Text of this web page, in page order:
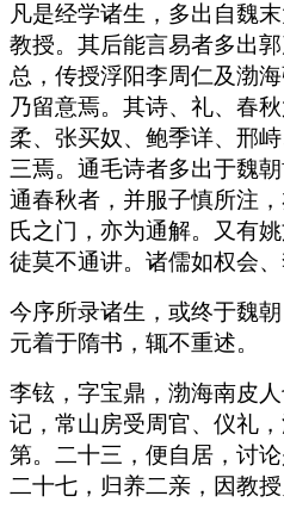
凡是经学诸生，多出自魏
教授。其后能言易者多出
总，传授浮阳李周仁及渤
乃留意焉。其诗、礼、春
柔、张买奴、鲍季详、邢
三焉。通毛诗者多出于魏
通春秋者，并服子慎所注
氏之门，亦为通解。又有
徒莫不通讲。诸儒如权会
今序所录诸生，或终于魏
元着于隋书，辄不重述。
李铉，字宝鼎，渤海南皮
记，常山房受周官、仪礼
第。二十三，便自居，讨
二十七，归养二亲，因教